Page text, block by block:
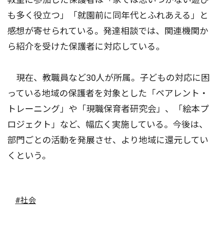
も多く役立つ」「就園前に同年代とふれあえる」と
感想が寄せられている。発達相談では、関連機関か
ら紹介を受けた保護者に対応している。
現在、教職員など30人が所属。子どもの対応に困
っている地域の保護者を対象とした「ペアレント・
トレーニング」や「現職保育者研究会」、「絵本プ
ロジェクト」など、幅広く実施している。今後は、
部門ごとの活動を発展させ、より地域に還元してい
くという。
#社会